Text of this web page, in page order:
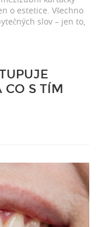
o estetice. Všechno
slov – jen to,
CO S TÍM